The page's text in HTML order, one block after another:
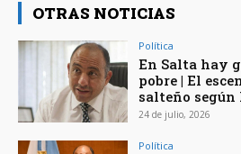
OTRAS NOTICIAS
Política
En Salta hay
pobre | El
salteño según
24 de julio, 2026
Política